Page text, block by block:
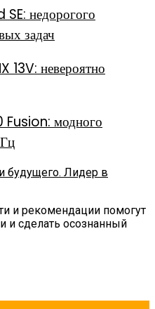
недорогого
задач
13V: невероятно
модного
будущего. Лидер в
и рекомендации помогут
и сделать осознанный